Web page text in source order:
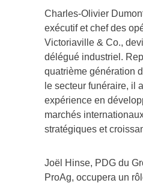
Charles-Olivier
exécutif et chef des
Victoriaville & Co.,
délégué industriel.
quatrième génération
le secteur funéraire, il
expérience en
marchés
stratégiques et
Joël Hinse, PDG du
ProAg, occupera un